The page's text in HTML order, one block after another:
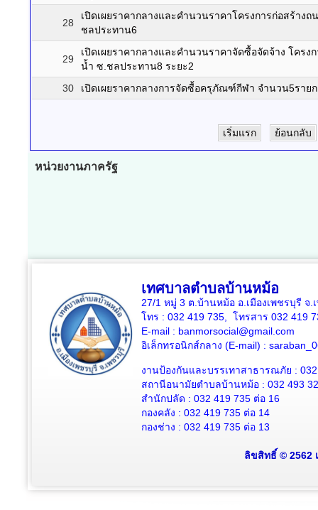
28
เปิดเผยราคากลางและคำนวนราคาโครงการก่อสร้าง
ชลประทาน6
29
เปิดเผยราคากลางและคำนวนราคาจัดซื้อจัดจ้าง โคร
น้ำ ซ.ชลประทาน8 ระยะ2
30
เปิดเผยราคากลางการจัดซื้อครุภัณฑ์กีฬา จำนวน5ราย
เริ่มแรก ย้อนกลับ
หน่วยงานภาครัฐ
เทศบาลตำบลบ้านหม้อ
27/1 หมู่ 3 ต.บ้านหม้อ อ.เมืองเพชรบุรี จ.
โทร : 032 419 735, โทรสาร 032 419
E-mail : banmorsocial@gmail.com
อิเล็กทรอนิกส์กลาง (E-mail) :
งานป้องกันและบรรเทาสาธารณภัย :
สถานีอนามัยตำบลบ้านหม้อ : 032 493
สำนักปลัด : 032 419 735 ต่อ 16
กองคลัง : 032 419 735 ต่อ 14
กองช่าง : 032 419 735 ต่อ 13
ลิขสิทธิ์ © 2562